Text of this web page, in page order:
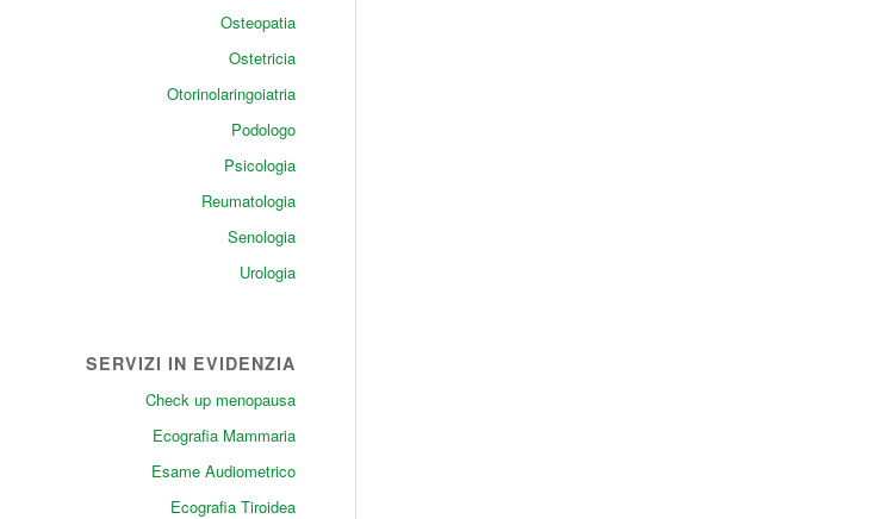
Osteopatia
Ostetricia
Otorinolaringoiatria
Podologo
Psicologia
Reumatologia
Senologia
Urologia
SERVIZI IN EVIDENZIA
Check up menopausa
Ecografia Mammaria
Esame Audiometrico
Ecografia Tiroidea